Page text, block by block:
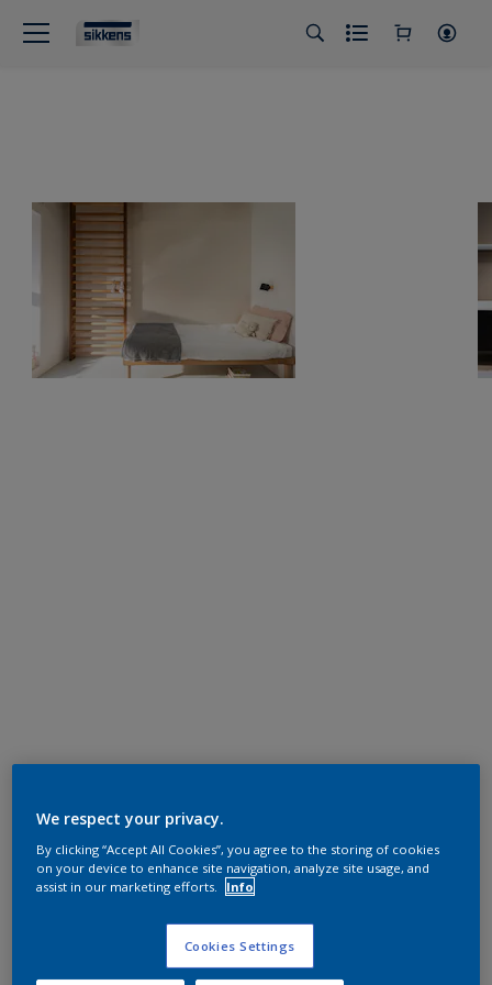
We respect your privacy.
By clicking “Accept All Cookies”, you agree to the storing of cookies
on your device to enhance site navigation, analyze site usage, and
assist in our marketing efforts.
Info
Cookies Settings